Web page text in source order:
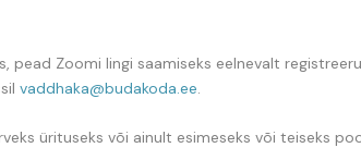
pead Zoomi lingi saamiseks eelnevalt
vaddhaka@budakoda.ee.
ürituseks või ainult esimeseks või teiseks